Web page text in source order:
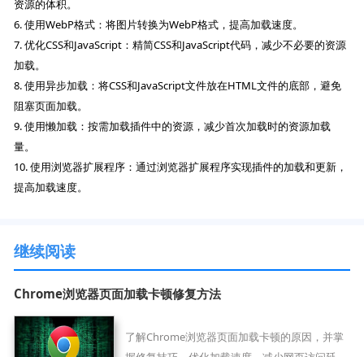
资源的体积。
6. 使用WebP格式：将图片转换为WebP格式，提高加载速度。
7. 优化CSS和JavaScript：精简CSS和JavaScript代码，减少不必要的资源
加载。
8. 使用异步加载：将CSS和JavaScript文件放在HTML文件的底部，避免
阻塞页面加载。
9. 使用懒加载：按需加载插件中的资源，减少首次加载时的资源加载
量。
10. 使用浏览器扩展程序：通过浏览器扩展程序实现插件的加载和更新，
提高加载速度。
继续阅读
Chrome浏览器页面加载卡顿修复方法
了解Chrome浏览器页面加载卡顿的原因，并掌